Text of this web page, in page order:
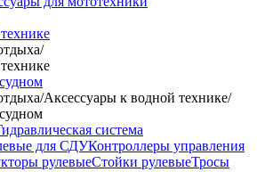
/
/Аксессуары к водной технике/
система
для СДУКонтроллеры управления
рулевыеСтойки рулевыеТросы